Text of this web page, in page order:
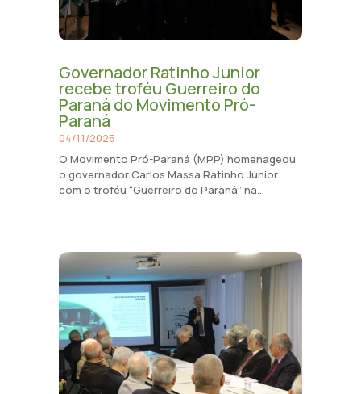
Governador Ratinho Junior
recebe troféu Guerreiro do
Paraná do Movimento Pró-
Paraná
04/11/2025
O Movimento Pró-Paraná (MPP) homenageou
o governador Carlos Massa Ratinho Júnior
com o troféu “Guerreiro do Paraná” na...